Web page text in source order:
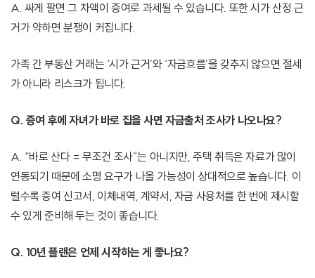
A. 싸게 팔면 그 차액이 증여로 과세될 수 있습니다. 또한 시가 산정 근
거가 약하면 분쟁이 커집니다.
가족 간 부동산 거래는 ‘시가 근거’와 ‘자금흐름’을 갖추지 않으면 절세
가 아니라 리스크가 됩니다.
Q. 증여 후에 자녀가 바로 집을 사면 자금출처 조사가 나오나요?
A. “바로 산다 = 무조건 조사”는 아니지만, 주택 취득은 자료가 많이
연동되기 때문에 소명 요구가 나올 가능성이 상대적으로 높습니다. 이
럴수록 증여 신고서, 이체내역, 계약서, 자금 사용처를 한 번에 제시할
수 있게 준비해 두는 것이 좋습니다.
Q. 10년 플랜은 언제 시작하는 게 좋나요?